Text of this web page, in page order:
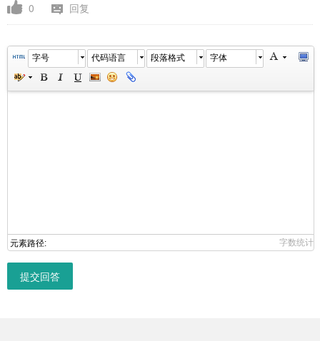
0 回复
字号 代码语言 段落格式 字体
元素路径: 字数统计
提交回答